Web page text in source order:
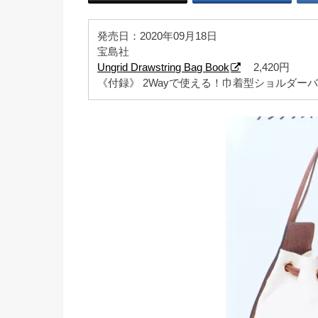
発売日：2020年09月18日
宝島社
Ungrid Drawstring Bag Book
2,420円
《付録》 2Wayで使える！巾着型ショルダー